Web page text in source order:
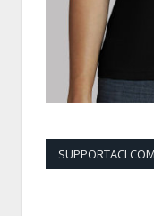
SUPPORTACI